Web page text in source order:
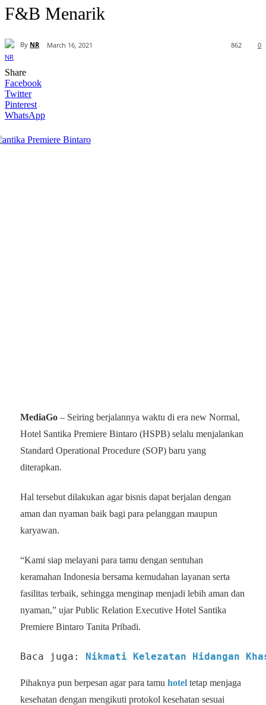
F&B Menarik
By NR March 16, 2021 0
862
Share
Facebook
Twitter
Pinterest
WhatsApp
MediaGo – Seiring berjalannya waktu di era new Normal,
Hotel Santika Premiere Bintaro (HSPB) selalu menjalankan
Standard Operational Procedure (SOP) baru yang
diterapkan.
Hal tersebut dilakukan agar bisnis dapat berjalan dengan
aman dan nyaman baik bagi para pelanggan maupun
karyawan.
“Kami siap melayani para tamu dengan sentuhan
keramahan Indonesia bersama kemudahan layanan serta
fasilitas terbaik, sehingga menginap menjadi lebih aman dan
nyaman,” ujar Public Relation Executive Hotel Santika
Premiere Bintaro Tanita Pribadi.
Baca juga: Nikmati Kelezatan Hidangan
Pihaknya pun berpesan agar para tamu hotel tetap menjaga
kesehatan dengan mengikuti protokol kesehatan sesuai